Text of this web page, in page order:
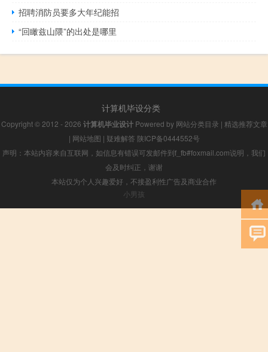
招聘消防员要多大年纪能招
“回瞰兹山隈”的出处是哪里
计算机毕设分类
Copyright © 2012 - 2026 计算机毕业设计Powered by 网站分类目录 | 精选推荐文章
| 网站地图 | 疑难解答 陕ICP备0444552号
声明：本站内容来自互联网，如信息有错误可发邮件到f_fb#foxmail.com说明，我们
会及时纠正，谢谢
本站仅为个人兴趣爱好，不接盈利性广告及商业合作
小男孩